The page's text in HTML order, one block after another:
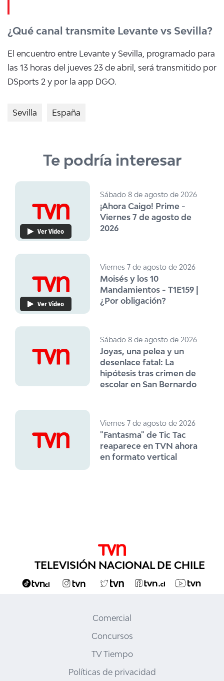
¿Qué canal transmite Levante vs Sevilla?
El encuentro entre Levante y Sevilla, programado para
las 13 horas del jueves 23 de abril, será transmitido por
DSports 2 y por la app DGO.
Sevilla España
Te podría interesar
Ver Video
Sábado 8 de agosto de 2026
¡Ahora Caigo! Prime -
Viernes 7 de agosto de
2026
Ver Video
Viernes 7 de agosto de 2026
Moisés y los 10
Mandamientos - T1E159 |
¿Por obligación?
Sábado 8 de agosto de 2026
Joyas, una pelea y un
desenlace fatal: La
hipótesis tras crimen de
escolar en San Bernardo
Viernes 7 de agosto de 2026
"Fantasma" de Tic Tac
reaparece en TVN ahora
en formato vertical
TELEVISIÓN NACIONAL DE CHILE
Comercial
Concursos
TV Tiempo
Políticas de privacidad